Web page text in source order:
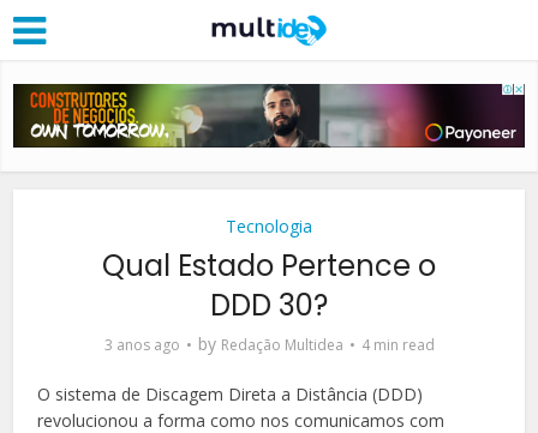
Tecnologia
Qual Estado Pertence o
DDD 30?
3 anos ago by Redação Multidea 4 min read
O sistema de Discagem Direta a Distância (DDD)
revolucionou a forma como nos comunicamos com